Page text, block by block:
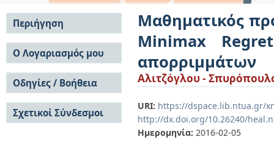
Μαθηματικός
Minimax
απορριμμάτων
Αλιτζόγλου -
URI: https://dspace.lib.ntua.gr/
http://dx.doi.org/10.26240/
Ημερομηνία: 2016-02-05
Περιήγηση
Σε όλο το DSpace
Κοινότητες & Συλλογές
Ανά Ημερομηνία
Έκδοσης
Συγγραφείς
Τίτλοι
Θέματα
Ο Λογαριασμός μου
Σύνδεση
Εγγραφή
Οδηγίες / Βοήθεια
Οδηγίες Υποβολής
Οδηγίες Χρήσης ΙΑ
Συχνές Ερωτήσεις
Σχετικοί Σύνδεσμοι